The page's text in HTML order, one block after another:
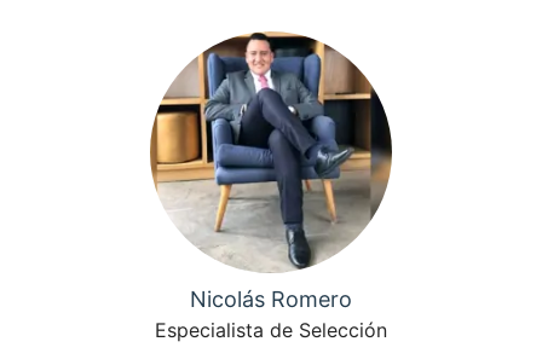
Nicolás Romero
Especialista de Selección